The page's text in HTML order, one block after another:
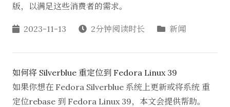
版，以满足这些消费者的需求。
2023-11-13 2分钟阅读时长 新闻
如何将 Silverblue 重定位到 Fedora Linux 39
如果你想在 Fedora Silverblue 系统上更新或将系统 重
定位rebase 到 Fedora Linux 39，本文会提供帮助。